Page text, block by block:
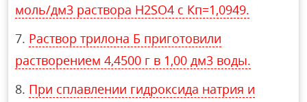
моль/дм3 раствора H2SO4 с Кп=1,0949.
Раствор трилона Б приготовили
растворением 4,4500 г в 1,00 дм3 воды.
При сплавлении гидроксида натрия и